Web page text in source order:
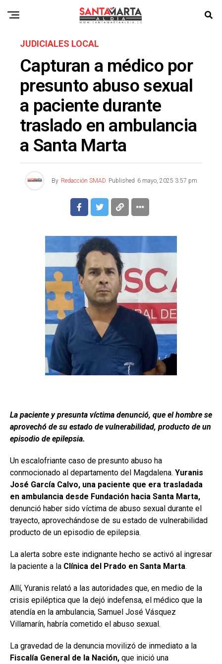
JUDICIALES LOCAL
Capturan a médico por
presunto abuso sexual
a paciente durante
traslado en ambulancia
a Santa Marta
By Redacción SMAD Published 6 mayo, 2025 3:57 pm
La paciente y presunta víctima denunció, que el hombre se
aprovechó de su estado de vulnerabilidad, producto de un
episodio de epilepsia.
Un escalofriante caso de presunto abuso ha
conmocionado al departamento del Magdalena. Yuranis
José García Calvo, una paciente que era trasladada
en ambulancia desde Fundación hacia Santa Marta,
denunció haber sido víctima de abuso sexual durante el
trayecto, aprovechándose de su estado de vulnerabilidad
producto de un episodio de epilepsia.
La alerta sobre este indignante hecho se activó al ingresar
la paciente a la Clínica del Prado en Santa Marta.
Allí, Yuranis relató a las autoridades que, en medio de la
crisis epiléptica que la dejó indefensa, el médico que la
atendía en la ambulancia, Samuel José Vásquez
Villamarín, habría cometido el abuso sexual.
La gravedad de la denuncia movilizó de inmediato a la
Fiscalía General de la Nación, que inició una